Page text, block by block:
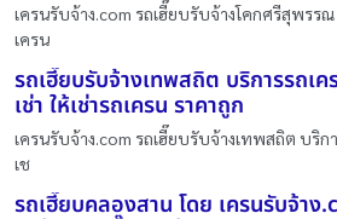
เครนรับจ้าง.com รถเฮี๊ยบรับจ้างโคกศรีสุพรร
เครน
รถเฮี๊ยบรับจ้างเทพสถิต บริการรถเค
เช่า ให้เช่ารถเครน ราคาถูก
เครนรับจ้าง.com รถเฮี๊ยบรับจ้างเทพสถิต บริก
เช
รถเฮี๊ยบคลองสาน โดย เครนรับจ้าง